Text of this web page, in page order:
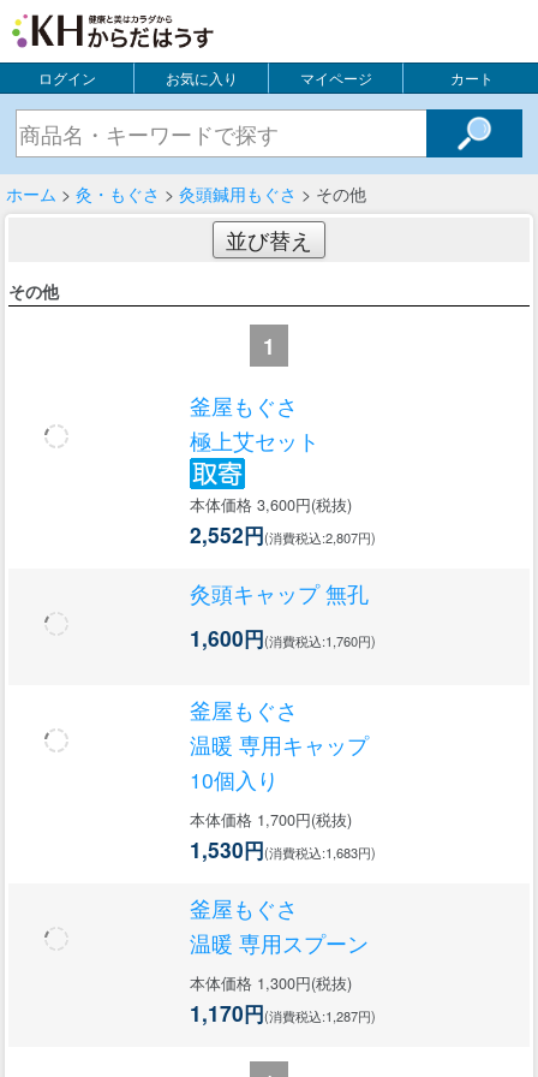
ログイン お気に入り マイページ カート
ホーム > 灸・もぐさ > 灸頭鍼用もぐさ > その他
並び替え
その他
1
釜屋もぐさ
極上艾セット
本体価格 3,600円(税抜)
2,552円(消費税込:2,807円)
灸頭キャップ 無孔
1,600円(消費税込:1,760円)
釜屋もぐさ
温暖 専用キャップ
10個入り
本体価格 1,700円(税抜)
1,530円(消費税込:1,683円)
釜屋もぐさ
温暖 専用スプーン
本体価格 1,300円(税抜)
1,170円(消費税込:1,287円)